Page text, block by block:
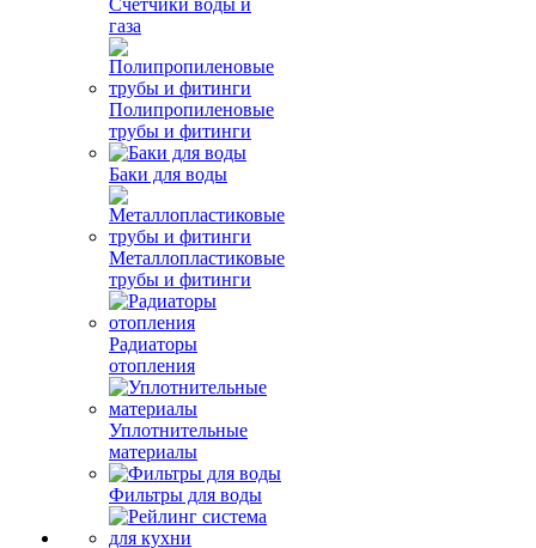
Счетчики воды и
газа
Полипропиленовые
трубы и фитинги
Баки для воды
Металлопластиковые
трубы и фитинги
Радиаторы
отопления
Уплотнительные
материалы
Фильтры для воды